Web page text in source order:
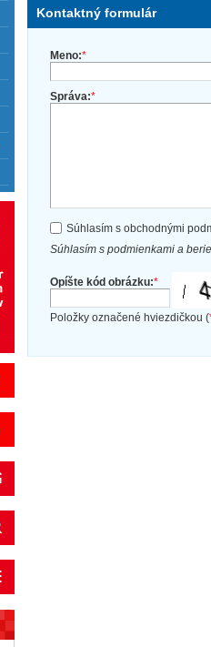
Kontaktný formulár
Meno:*
Správa:*
Súhlasím s obchodnými
Súhlasím s podmienkami a
Opíšte kód obrázku:*
Položky označené hviezdičkou (